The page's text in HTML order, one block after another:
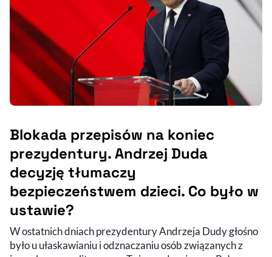
Blokada przepisów na koniec
prezydentury. Andrzej Duda
decyzję tłumaczy
bezpieczeństwem dzieci. Co było w
ustawie?
W ostatnich dniach prezydentury Andrzeja Dudy głośno
było u ułaskawianiu i odznaczaniu osób związanych z